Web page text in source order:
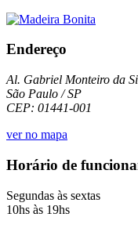
Endereço
Al. Gabriel Monteiro da
São Paulo / SP
CEP: 01441-001
ver no mapa
Horário de
Segundas às sextas
10hs às 19hs